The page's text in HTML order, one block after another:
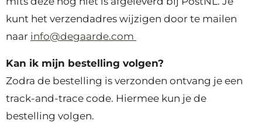
kunt het verzendadres wijzigen door te mailen
naar info@degaarde.com
Kan ik mijn bestelling volgen?
Zodra de bestelling is verzonden ontvang je een
track-and-trace code. Hiermee kun je de
bestelling volgen.